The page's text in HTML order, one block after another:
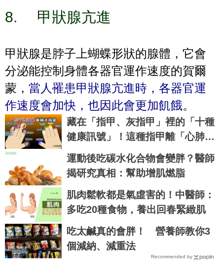
8. 甲狀腺亢進
甲狀腺是脖子上蝴蝶形狀的腺體，它會
分泌能控制身體各器官運作速度的賀爾
蒙， 當人罹患甲狀腺亢進時，各器官運
作速度會加快，也因此會更加飢餓。
藏在「指甲、灰指甲」裡的「十種
健康訊號」！這種指甲離「心肺衰
竭」一步之遙！｜每日健康Health
運動後吃碳水化合物會變胖？醫師
揭研究真相：幫助增肌燃脂
肌肉鬆軟都是氣虛害的！中醫師：
多吃20種食物，養出回春緊緻肌
吃太鹹真的會胖！ 營養師教你3
個減納、減重法
Recommended by